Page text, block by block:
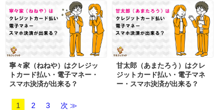
寧々家（ねねや）はクレジッ
トカード払い・電子マネー・
スマホ決済が出来る？
甘太郎（あまたろう）はクレ
ジットカード払い・電子マネ
ー・スマホ決済が出来る？
1 2 3 次 ≫